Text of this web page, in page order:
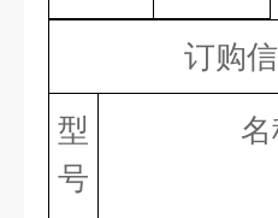
订购
型
号